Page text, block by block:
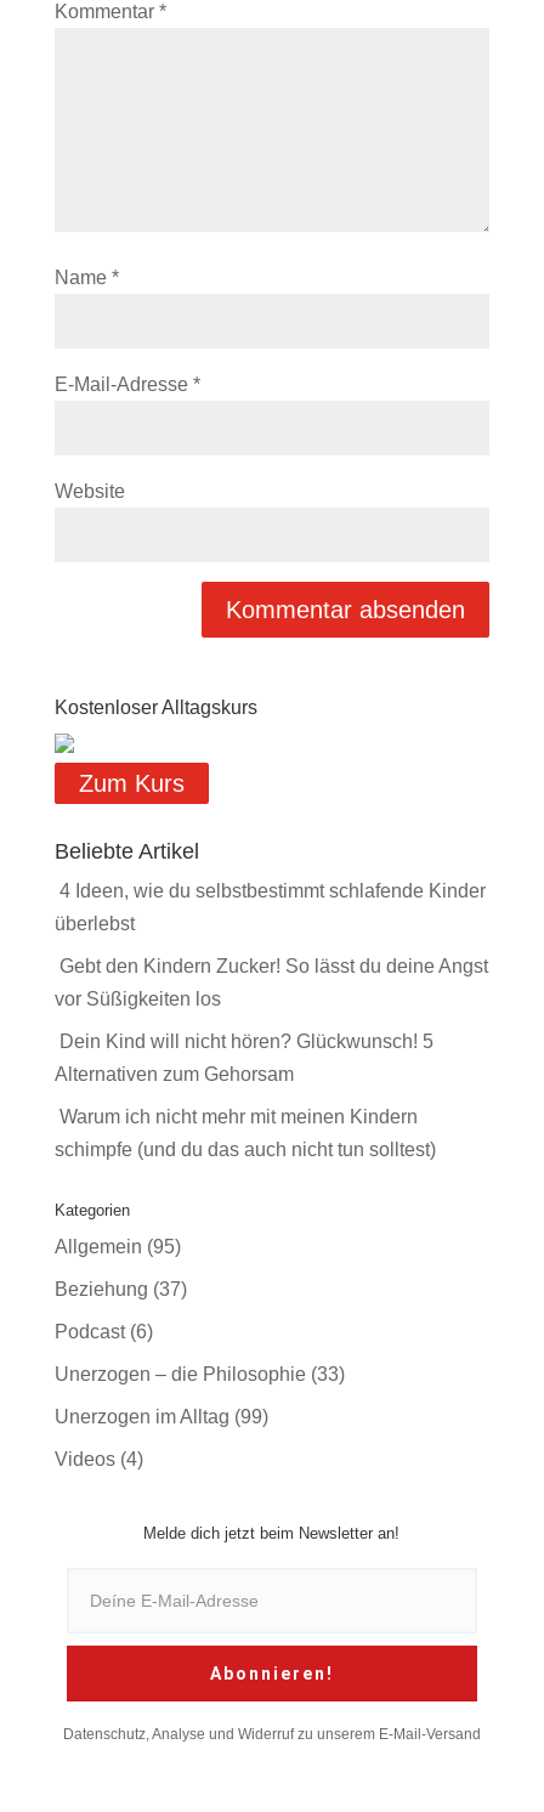
Kommentar *
Name *
E-Mail-Adresse *
Website
Kostenloser Alltagskurs
Zum Kurs
Beliebte Artikel
4 Ideen, wie du selbstbestimmt schlafende Kinder
überlebst
Gebt den Kindern Zucker! So lässt du deine Angst
vor Süßigkeiten los
Dein Kind will nicht hören? Glückwunsch! 5
Alternativen zum Gehorsam
Warum ich nicht mehr mit meinen Kindern
schimpfe (und du das auch nicht tun solltest)
Kategorien
Allgemein (95)
Beziehung (37)
Podcast(6)
Unerzogen – die Philosophie(33)
Unerzogen im Alltag (99)
Videos(4)
Melde dich jetzt beim Newsletter an!
Abonnieren!
Datenschutz, Analyse und Widerruf zu unserem E-Mail-Versand